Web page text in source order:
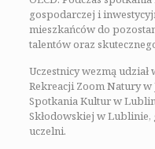
gospodarczej i
mieszkańców do
talentów oraz
Uczestnicy wezmą
Rekreacji Zoom Natury
Spotkania Kultur w
Skłodowskiej w Lublinie,
uczelni.